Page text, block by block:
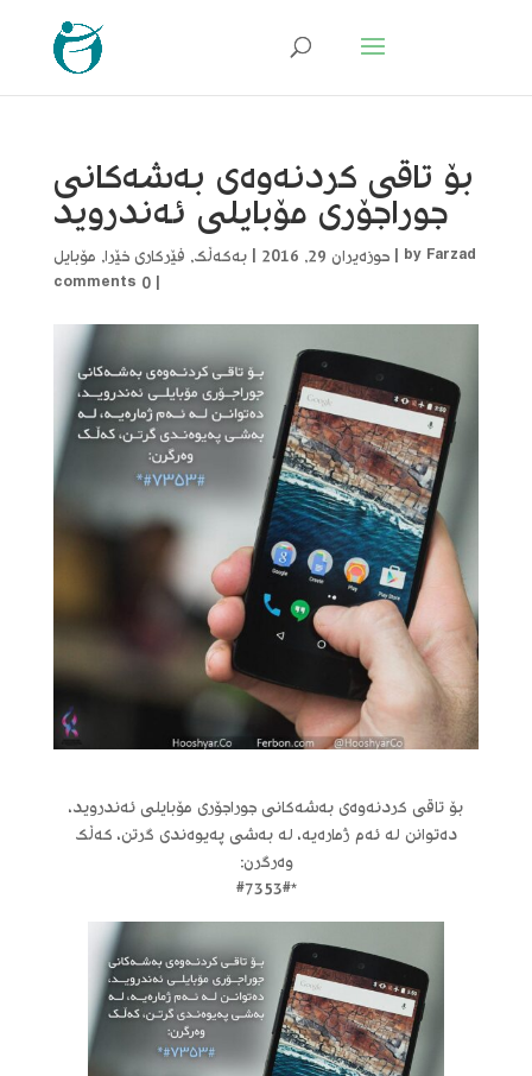
بۆ تاقی کردنەوەی بەشەکانی
جوراجۆری مۆبایلی ئەندروید
by Farzad
|حوزەیران 29, 2016 |بەکەڵک, فێرکاری خێرا, مۆبایل
|
0 comments
بۆ تاقی کردنەوەی بەشەکانی جوراجۆری مۆبایلی ئەندروید،
دەتوانن لە ئەم ژمارەیە، لە بەشی پەیوەندی گرتن، کەڵک
وەرگرن:
*#7353#